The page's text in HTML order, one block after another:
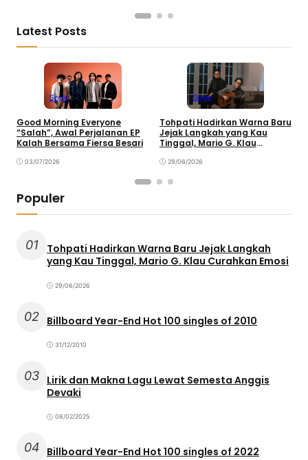
Latest Posts
Single
Good Morning Everyone
“Salah”, Awal Perjalanan EP
Kalah Bersama Fiersa Besari
03/07/2026
Single
Tohpati Hadirkan Warna Baru
Jejak Langkah yang Kau
Tinggal, Mario G. Klau
29/06/2026
Populer
01
Tohpati Hadirkan Warna Baru Jejak Langkah
yang Kau Tinggal, Mario G. Klau Curahkan Emosi
29/06/2026
02 Billboard Year-End Hot 100 singles of 2010
31/12/2010
03 Lirik dan Makna Lagu Lewat Semesta Anggis
Devaki
08/02/2025
04 Billboard Year-End Hot 100 singles of 2022